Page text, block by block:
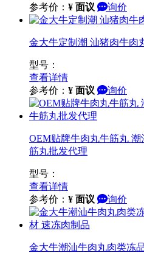
参考价： ¥ 面议 询价
金大牛定制潮 汕猪肉牛肉
型号：
查看详情
参考价： ¥ 面议 询价
OEM贴牌牛肉丸牛筋丸
筋丸批发代理
型号：
查看详情
参考价： ¥ 面议 询价
金大牛潮汕牛肉丸肉类冻